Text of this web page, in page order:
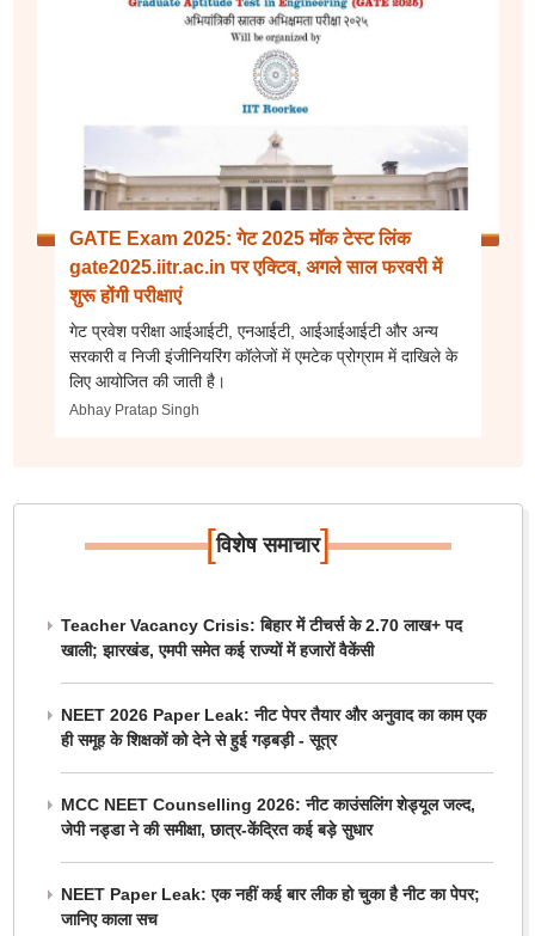
GATE Exam 2025: गेट 2025 मॉक टेस्ट लिंक
gate2025.iitr.ac.in पर एक्टिव, अगले साल फरवरी में
शुरू होंगी परीक्षाएं
गेट प्रवेश परीक्षा आईआईटी, एनआईटी, आईआईआईटी और अन्य
सरकारी व निजी इंजीनियरिंग कॉलेजों में एमटेक प्रोग्राम में दाखिले के
लिए आयोजित की जाती है।
Abhay Pratap Singh
[विशेष समाचार]
Teacher Vacancy Crisis: बिहार में टीचर्स के 2.70 लाख+ पद
खाली; झारखंड, एमपी समेत कई राज्यों में हजारों वैकेंसी
NEET 2026 Paper Leak: नीट पेपर तैयार और अनुवाद का काम एक
ही समूह के शिक्षकों को देने से हुई गड़बड़ी - सूत्र
MCC NEET Counselling 2026: नीट काउंसलिंग शेड्यूल जल्द,
जेपी नड्डा ने की समीक्षा, छात्र-केंद्रित कई बड़े सुधार
NEET Paper Leak: एक नहीं कई बार लीक हो चुका है नीट का पेपर;
जानिए काला सच